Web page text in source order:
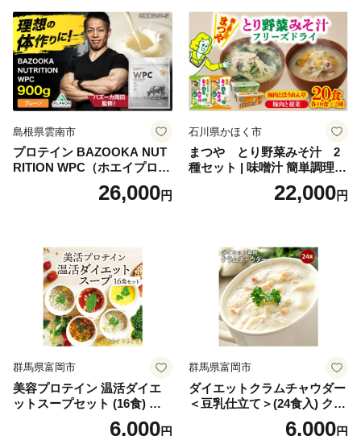
ち 本格おせち おせち予約 年
末 年始 お取り寄せ 新春 贅沢
おせち こだわりおせち 惣菜
老舗おせち ふるさと納税お
せち 御節 お節料理 正月 調理
不要 おせち料理2027
島根県雲南市
プロテイン BAZOOKA NUT
RITION WPC（ホエイプロテ
イン）＜プレーン＞ 900g｜
バズーカ岡田監修・植物由来
ロン [AIEN005]
26,000円
石川県かほく市
まつや とり野菜みそ汁 2
種セット | 味噌汁 簡単調理
お味噌 おみそ みそ とり野菜
時短料理 時短ごはん ご当地
22,000円
群馬県富岡市
美容プロテイン 温活ダイエ
ットスープセット (16食) 小
分け スープ 食べ比べ セット
6,000円
群馬県富岡市
ダイエットクラムチャウダー
＜豆乳仕立て＞(24食入) クラ
ムチャウダー 豆乳 ダイエッ
6,000円